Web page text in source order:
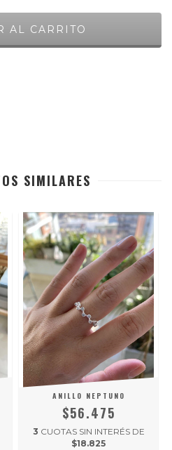
SIMILARES
ANILLO NEPTUNO
$56.475
3 CUOTAS SIN INTERÉS DE
$18.825